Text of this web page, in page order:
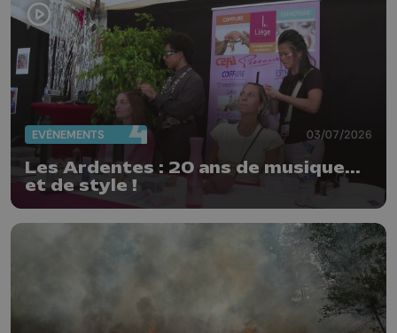
EVÈNEMENTS 03/07/2026
Les Ardentes : 20 ans de musique...
et de style !